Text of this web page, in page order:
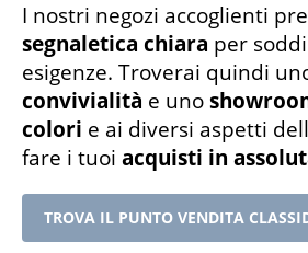
I nostri negozi accoglienti
segnaletica chiara per
esigenze. Troverai quindi
convivialità e uno
colori e ai diversi aspetti
fare i tuoi acquisti in
TROVA IL PUNTO VENDITA